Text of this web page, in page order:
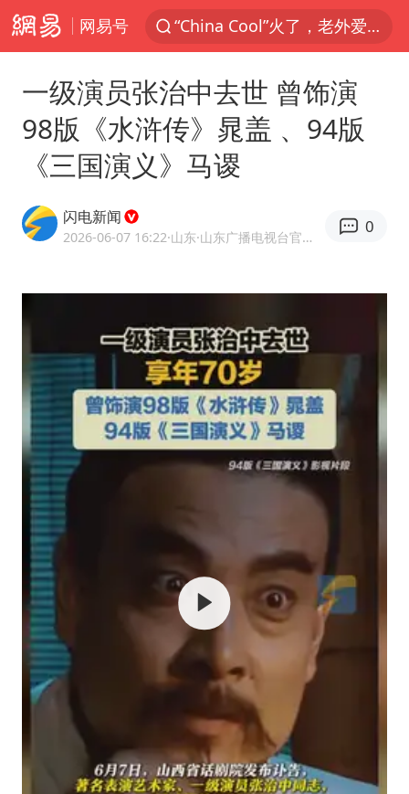
网易号
“China Cool”火了，老外爱上中国避暑游
浙江台州《告全体市民书》
四川宜宾3.4级地震
陕西柞水泥石流已致2死 仍有1人失联
伊斯兰版北约来了吗
上半年国内居民出游人次34.63亿
薛之谦杭州站演唱会取消
张本智和：零封向鹏不意外
习近平心系体育强国建设
一级演员张治中去世 曾饰演
98版《水浒传》晁盖 、94版
《三国演义》马谡
闪电新闻
2026-06-07 16:22·山东 ·山东广播电视台官方APP闪电新闻
0